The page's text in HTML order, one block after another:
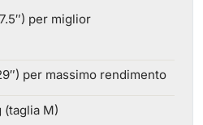
per miglior
per massimo rendimento
(taglia M)